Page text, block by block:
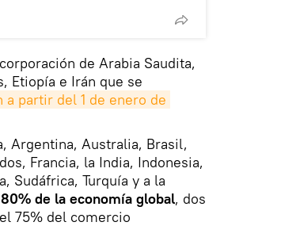
de Arabia Saudita,
Etiopía e Irán que se
partir del 1 de enero de
Argentina, Australia, Brasil,
Francia, la India, Indonesia,
Sudáfrica, Turquía y a la
80% de la economía global, dos
75% del comercio